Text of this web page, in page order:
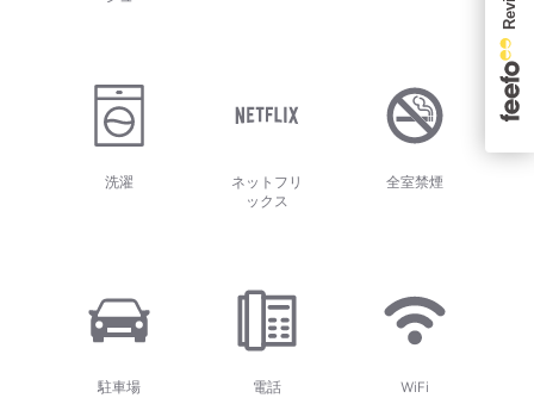
洗濯
ネットフリ
ックス
全室禁煙
駐車場 電話 WiFi